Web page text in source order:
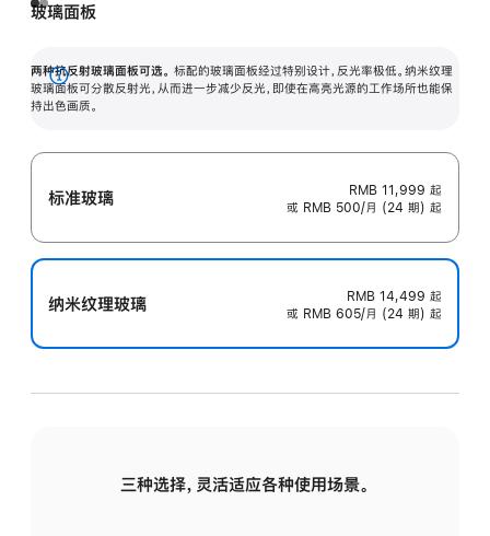
玻璃面板
两种抗反射玻璃面板可选。 标配的玻璃面板经过特别设计，反光率极低。纳米纹理
玻璃面板可分散反射光，从而进一步减少反光，即使在高亮光源的工作场所也能保
持出色画质。
展
开
标准玻璃 RMB 11,999 起
或 RMB 500/月 (24 期) 起
纳米纹理玻璃 RMB 14,499 起
或 RMB 605/月 (24 期) 起
三种选择，灵活适应各种使用场景。